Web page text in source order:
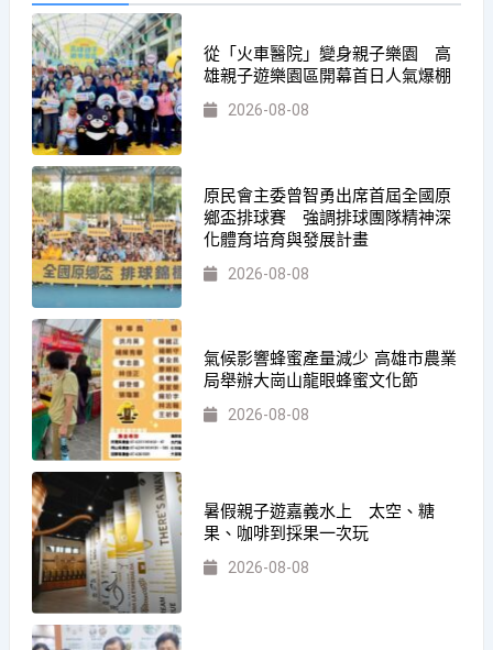
從「火車醫院」變身親子樂園 高
雄親子遊樂園區開幕首日人氣爆棚
2026-08-08
原民會主委曾智勇出席首屆全國原
鄉盃排球賽 強調排球團隊精神深
化體育培育與發展計畫
2026-08-08
氣候影響蜂蜜產量減少 高雄市農業
局舉辦大崗山龍眼蜂蜜文化節
2026-08-08
暑假親子遊嘉義水上 太空、糖
果、咖啡到採果一次玩
2026-08-08